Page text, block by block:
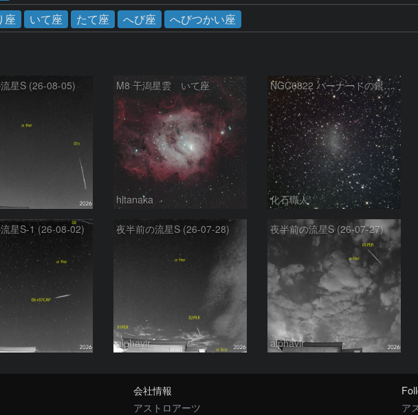
座 いて座 たて座 へび座 へびつかい座
星S (26-08-05) M8 干潟星雲 いて座
hltanaka
NGC6822 バーナードの銀河 いて座
化石職人
星S-1 (26-08-02) 夜半前の流星S (26-07-28)
alphavir
夜半前の流星S (26-07-27)
alphavir
会社情報
アストロアーツ
ア